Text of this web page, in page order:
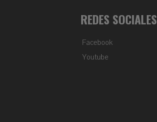
REDES SOCIALES
Facebook
Youtube